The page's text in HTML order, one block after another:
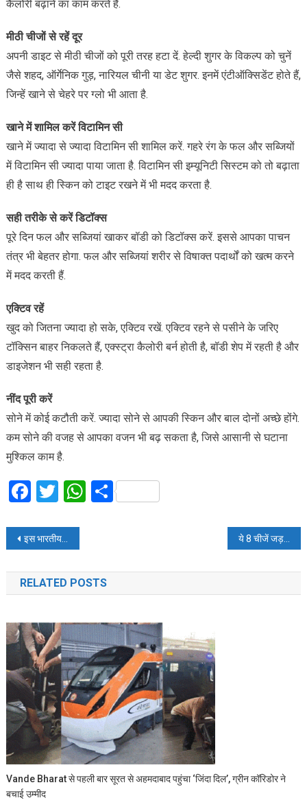
कैलोरी बढ़ाने का काम करते हैं.
मीठी चीजों से रहें दूर
अपनी डाइट से मीठी चीजों को पूरी तरह हटा दें. हेल्दी शुगर के विकल्प को चुनें
जैसे शहद, ऑर्गेनिक गुड़, नारियल चीनी या डेट शुगर. इनमें एंटीऑक्सिडेंट होते हैं,
जिन्हें खाने से चेहरे पर ग्लो भी आता है.
खाने में शामिल करें विटामिन सी
खाने में ज्यादा से ज्यादा विटामिन सी शामिल करें. गहरे रंग के फल और सब्जियों
में विटामिन सी ज्यादा पाया जाता है. विटामिन सी इम्यूनिटी सिस्टम को तो बढ़ाता
ही है साथ ही स्किन को टाइट रखने में भी मदद करता है.
सही तरीके से करें डिटॉक्स
पूरे दिन फल और सब्जियां खाकर बॉडी को डिटॉक्स करें. इससे आपका पाचन
तंत्र भी बेहतर होगा. फल और सब्जियां शरीर से विषाक्त पदार्थों को खत्म करने
में मदद करती हैं.
एक्टिव रहें
खुद को जितना ज्यादा हो सके, एक्टिव रखें. एक्टिव रहने से पसीने के जरिए
टॉक्सिन बाहर निकलते हैं, एक्स्ट्रा कैलोरी बर्न होती है, बॉडी शेप में रहती है और
डाइजेशन भी सही रहता है.
नींद पूरी करें
सोने में कोई कटौती करें. ज्यादा सोने से आपकी स्किन और बाल दोनों अच्छे होंगे.
कम सोने की वजह से आपका वजन भी बढ़ सकता है, जिसे आसानी से घटाना
मुश्किल काम है.
Facebook
Twitter
WhatsApp
Share
Post
navigation
इस भारतीय जोड़ी से सबसे ज्यादा डरती है बांग्लादेश टीम ये 8 चीजें जड़ से खत्म करेंगी डेंगू का कहर
RELATED POSTS
Vande Bharat से पहली बार सूरत से अहमदाबाद पहुंचा ‘जिंदा दिल’, ग्रीन कॉरिडोर ने
बचाई उम्मीद